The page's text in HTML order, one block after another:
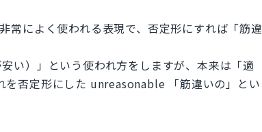
によく使われる表現で、否定形にすれば「筋違
い）」という使われ方をしますが、本来は「適
を否定形にした unreasonable 「筋違いの」とい